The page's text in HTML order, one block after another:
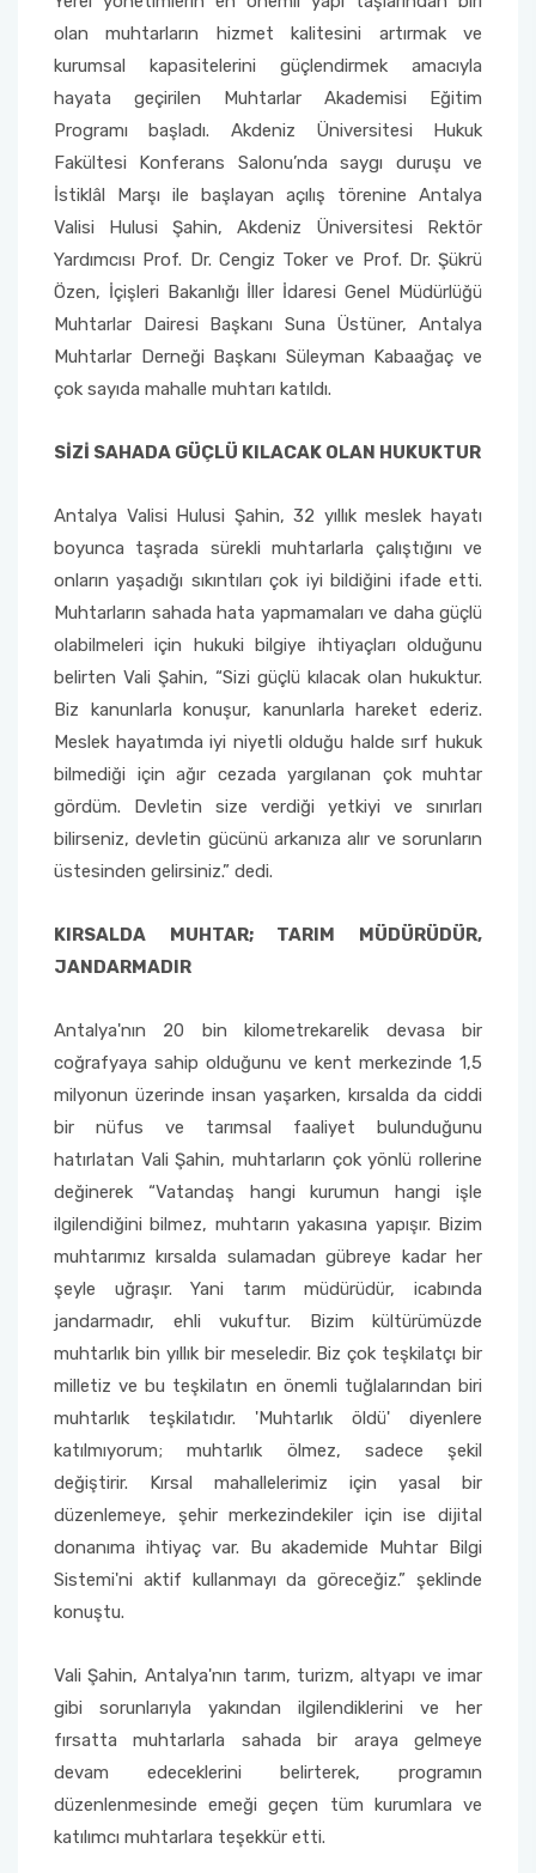
olan muhtarların hizmet kalitesini artırmak ve
kurumsal kapasitelerini güçlendirmek amacıyla
hayata geçirilen Muhtarlar Akademisi Eğitim
Programı başladı. Akdeniz Üniversitesi Hukuk
Fakültesi Konferans Salonu’nda saygı duruşu ve
İstiklâl Marşı ile başlayan açılış törenine Antalya
Valisi Hulusi Şahin, Akdeniz Üniversitesi Rektör
Yardımcısı Prof. Dr. Cengiz Toker ve Prof. Dr. Şükrü
Özen, İçişleri Bakanlığı İller İdaresi Genel Müdürlüğü
Muhtarlar Dairesi Başkanı Suna Üstüner, Antalya
Muhtarlar Derneği Başkanı Süleyman Kabaağaç ve
çok sayıda mahalle muhtarı katıldı.
SİZİ SAHADA GÜÇLÜ KILACAK OLAN HUKUKTUR
Antalya Valisi Hulusi Şahin, 32 yıllık meslek hayatı
boyunca taşrada sürekli muhtarlarla çalıştığını ve
onların yaşadığı sıkıntıları çok iyi bildiğini ifade etti.
Muhtarların sahada hata yapmamaları ve daha güçlü
olabilmeleri için hukuki bilgiye ihtiyaçları olduğunu
belirten Vali Şahin, “Sizi güçlü kılacak olan hukuktur.
Biz kanunlarla konuşur, kanunlarla hareket ederiz.
Meslek hayatımda iyi niyetli olduğu halde sırf hukuk
bilmediği için ağır cezada yargılanan çok muhtar
gördüm. Devletin size verdiği yetkiyi ve sınırları
bilirseniz, devletin gücünü arkanıza alır ve sorunların
üstesinden gelirsiniz.” dedi.
KIRSALDA MUHTAR; TARIM MÜDÜRÜDÜR,
JANDARMADIR
Antalya'nın 20 bin kilometrekarelik devasa bir
coğrafyaya sahip olduğunu ve kent merkezinde 1,5
milyonun üzerinde insan yaşarken, kırsalda da ciddi
bir nüfus ve tarımsal faaliyet bulunduğunu
hatırlatan Vali Şahin, muhtarların çok yönlü rollerine
değinerek “Vatandaş hangi kurumun hangi işle
ilgilendiğini bilmez, muhtarın yakasına yapışır. Bizim
muhtarımız kırsalda sulamadan gübreye kadar her
şeyle uğraşır. Yani tarım müdürüdür, icabında
jandarmadır, ehli vukuftur. Bizim kültürümüzde
muhtarlık bin yıllık bir meseledir. Biz çok teşkilatçı bir
milletiz ve bu teşkilatın en önemli tuğlalarından biri
muhtarlık teşkilatıdır. 'Muhtarlık öldü' diyenlere
katılmıyorum; muhtarlık ölmez, sadece şekil
değiştirir. Kırsal mahallelerimiz için yasal bir
düzenlemeye, şehir merkezindekiler için ise dijital
donanıma ihtiyaç var. Bu akademide Muhtar Bilgi
Sistemi'ni aktif kullanmayı da göreceğiz.” şeklinde
konuştu.
Vali Şahin, Antalya'nın tarım, turizm, altyapı ve imar
gibi sorunlarıyla yakından ilgilendiklerini ve her
fırsatta muhtarlarla sahada bir araya gelmeye
devam edeceklerini belirterek, programın
düzenlenmesinde emeği geçen tüm kurumlara ve
katılımcı muhtarlara teşekkür etti.
2022-2026 Stratejik Planı
Faaliyet Raporları
Akademik Tören
İlahiyat Fakültesi
İletişim Fakültesi
Kemer Denizcilik Fakültesi
Kumluca Sağlık Bilimleri Fakültesi
Manavgat Sosyal ve Beşeri Bilimler Fakültesi
Manavgat Turizm Fakültesi
Mühendislik Fakültesi
Sağlık Bilimleri Fakültesi
Serik İşletme Fakültesi
Spor Bilimleri Fakültesi
Su Ürünleri Fakültesi
Tıp Fakültesi
Uygulamalı Bilimler Fakültesi
Ziraat Fakültesi
Sağlık Hizmetleri MYO
Serik Gülsün Süleyman Süral MYO
Sosyal Bilimler MYO
Teknik Bilimler MYO
Yapı İşleri ve Teknik Daire Başkanlığı
Uluslararası İlişkiler Ofisi
Mezun Bilgi Sistemi
Sıkça Sorulan Sorular
Online Sağlık Hizmetleri Randevu Sistemi
Yönetim Sistemi)
Dış Kaynaklı Proje Takip Sistemi
AB Projeleri
TÜBİTAK Projeleri
Web of Science
SciVal